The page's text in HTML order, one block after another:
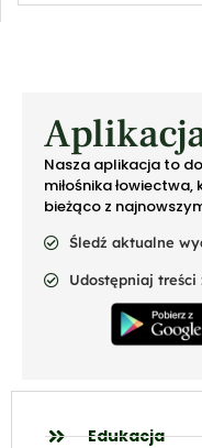
Nasza aplikacja to
miłośnika
bieżąco z
Śledź aktualne
Udostępniaj treści
Edukacja